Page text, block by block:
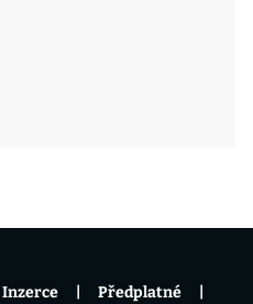
Inzerce Předplatné